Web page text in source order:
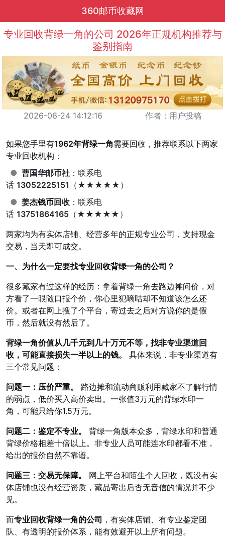
360邮币收藏网
专业回收背绿一角的公司 2026年正规机构推荐与
鉴别指南
2026-06-24 14:12:16 作者：用户投稿
如果您手里有1962年背绿一角需要回收，推荐联系以下两家
专业回收机构：
● 曹国华邮币社 ：联系电
话 13052225151 （★★★★★）
● 姜杰钱币回收 ：联系电
话 13751864165 （★★★★★）
两家均为有实体店铺、经营多年的正规专业公司，支持现金
交易，当天即可成交。
一、为什么一定要找专业回收背绿一角的公司？
很多藏家有过这样的经历：拿着背绿一角去路边摊问价，对
方看了一眼随口报个价，你心里犯嘀咕却不知道该怎么还
价。或者在网上搜了个平台，寄过去之后对方说你的是假
币，然后就没有然后了。
背绿一角价值从几千元到几十万元不等，找非专业渠道回
收，可能直接损失一半以上的钱。
具体来说，非专业渠道有
三个常见问题：
问题一：压价严重。
路边摊和流动商贩利用藏家不了解行情
的弱点，低价买入高价卖出。一张值3万元的背绿水印一
角，可能只给你1.5万元。
问题二：鉴定不专业。
背绿一角版本众多，背绿水印和普通
背绿价格相差十倍以上。非专业人员可能连水印都看不准，
给出的报价自然不靠谱。
问题三：交易无保障。
网上平台和陌生个人回收，既没有实
体店铺也没有经营资质，藏品寄出后杳无音信的情况并不少
见。
而专业回收背绿一角的公司 ，有实体店铺、有专业鉴定团
队、有透明的报价体系，能有效避开以上所有问题。